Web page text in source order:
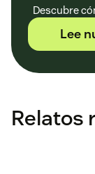
Descubre
Lee
Relatos